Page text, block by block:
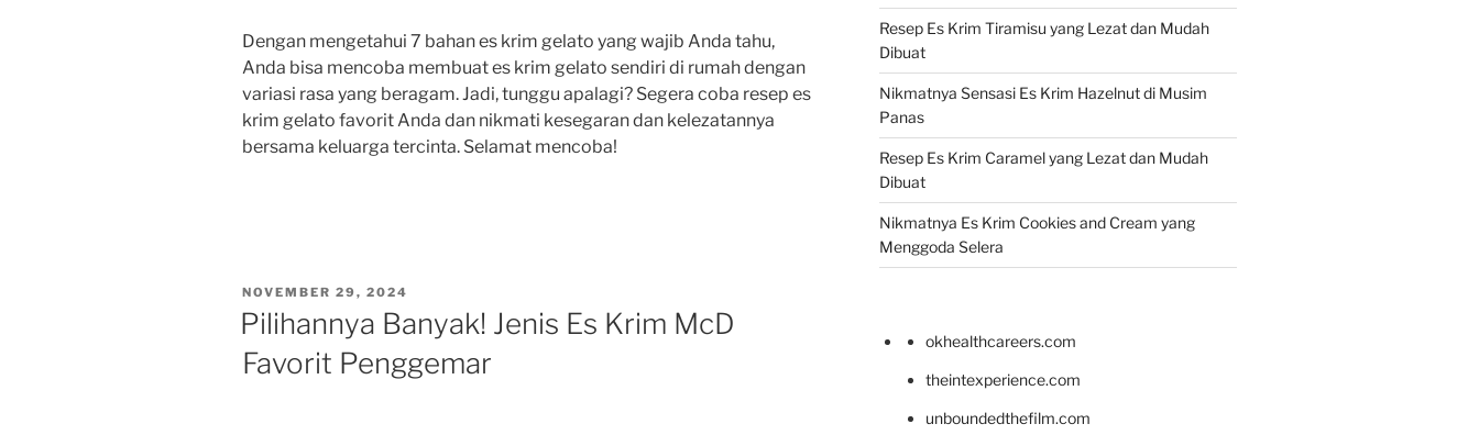
Dengan mengetahui 7 bahan es krim gelato yang wajib Anda tahu,
Anda bisa mencoba membuat es krim gelato sendiri di rumah dengan
variasi rasa yang beragam. Jadi, tunggu apalagi? Segera coba resep es
krim gelato favorit Anda dan nikmati kesegaran dan kelezatannya
bersama keluarga tercinta. Selamat mencoba!
POSTED
NOVEMBER 29, 2024
Pilihannya Banyak! Jenis Es Krim McD
Favorit Penggemar
Resep Es Krim Tiramisu yang Lezat dan Mudah
Dibuat
Nikmatnya Sensasi Es Krim Hazelnut di Musim
Panas
Resep Es Krim Caramel yang Lezat dan Mudah
Dibuat
Nikmatnya Es Krim Cookies and Cream yang
Menggoda Selera
okhealthcareers.com
theintexperience.com
unboundedthefilm.com